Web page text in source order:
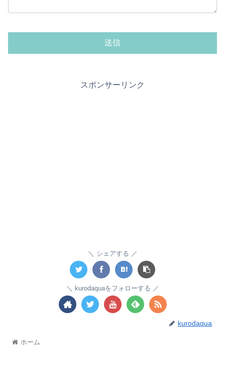
スポンサーリンク
シェアする
kurodaquaをフォローする
kurodaqua
ホーム